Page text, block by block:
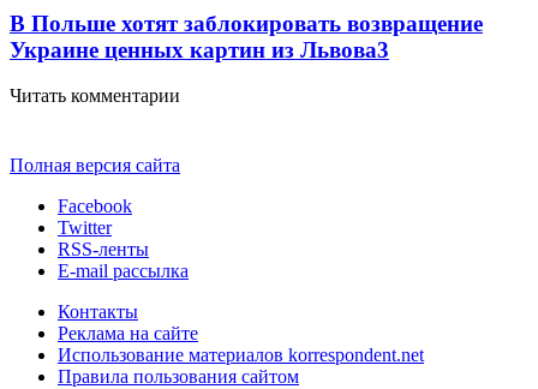
В Польше хотят заблокировать возвращение
Украине ценных картин из Львова3
Читать комментарии
Полная версия сайта
Facebook
Twitter
RSS-ленты
E-mail рассылка
Контакты
Реклама на сайте
Использование материалов korrespondent.net
Правила пользования сайтом